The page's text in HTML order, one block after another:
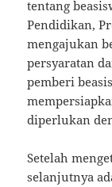
tentang
Pendidikan,
mengajukan
persyaratan
pemberi
diperlukan
Setelah
selanjutnya